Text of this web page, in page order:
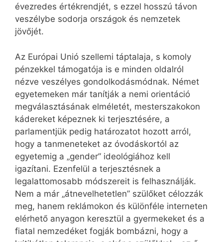
évezredes értékrendjét, s ezzel hosszú távon
veszélybe sodorja országok és nemzetek
jövőjét.
Az Európai Unió szellemi táptalaja, s komoly
pénzekkel támogatója is e minden oldalról
nézve veszélyes gondolkodásmódnak. Német
egyetemeken már tanítják a nemi orientáció
megválasztásának elméletét, mesterszakokon
kádereket képeznek ki terjesztésére, a
parlamentjük pedig határozatot hozott arról,
hogy a tanmeneteket az óvodáskortól az
egyetemig a „gender” ideológiához kell
igazítani. Ezenfelül a terjesztésnek a
legalattomosabb módszereit is felhasználják.
Nem a már „átnevelhetetlen” szülőket célozzák
meg, hanem reklámokon és különféle interneten
elérhető anyagon keresztül a gyermekeket és a
fiatal nemzedéket fogják bombázni, hogy a